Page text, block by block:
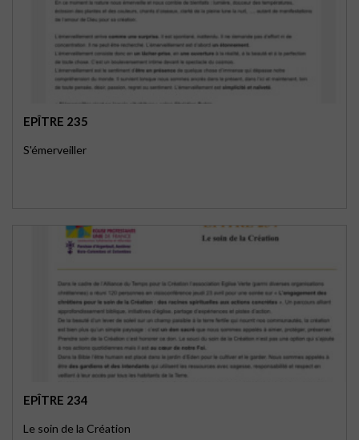
EPÎTRE 235
S'émerveiller
EPÎTRE 234
Le soin de la Création